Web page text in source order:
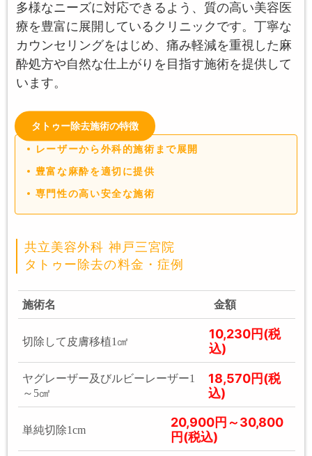
多様なニーズに対応できるよう、質の高い美容医
療を豊富に展開しているクリニックです。丁寧な
カウンセリングをはじめ、痛み軽減を重視した麻
酔処方や自然な仕上がりを目指す施術を提供して
います。
タトゥー除去施術の特徴
レーザーから外科的施術まで展開
豊富な麻酔を適切に提供
専門性の高い安全な施術
共立美容外科 神戸三宮院
タトゥー除去の料金・症例
施術名 金額
切除して皮膚移植1㎠
10,230円(税
込)
ヤグレーザー及びルビーレーザー1
～5㎠
18,570円(税
込)
単純切除1cm
20,900円～30,800
円(税込)